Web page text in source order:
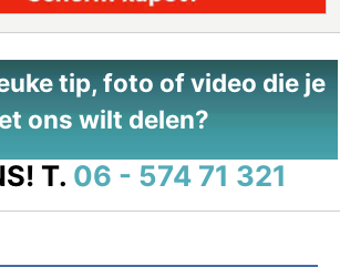
tip, foto of video die je
ons wilt delen?
T. 06 - 574 71 321